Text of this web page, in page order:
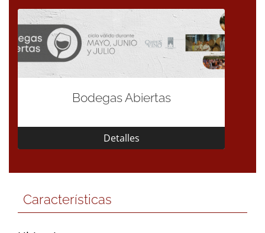
Bodegas Abiertas
Detalles
Características